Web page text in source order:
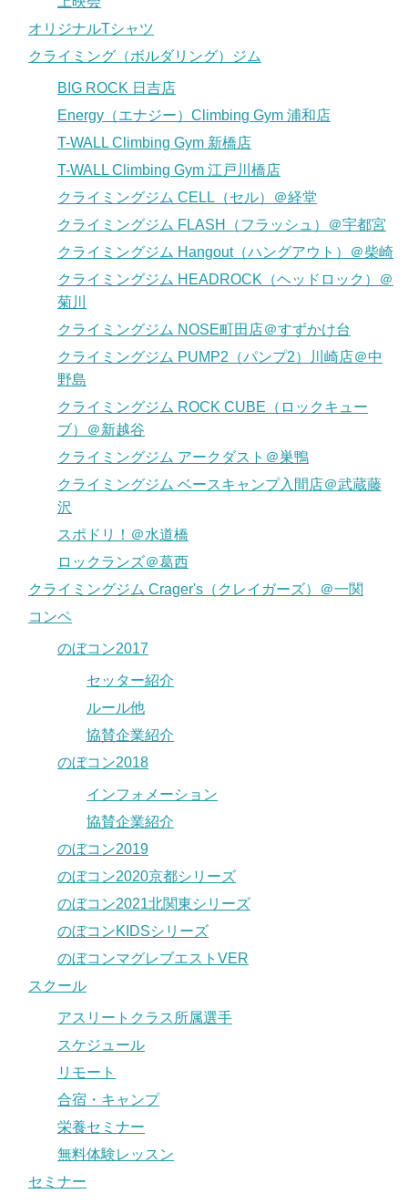
オリジナルTシャツ
クライミング（ボルダリング）ジム
BIG ROCK 日吉店
Energy（エナジー）Climbing Gym 浦和店
T-WALL Climbing Gym 新橋店
T-WALL Climbing Gym 江戸川橋店
クライミングジム CELL（セル）＠経堂
クライミングジム FLASH（フラッシュ）＠宇都宮
クライミングジム Hangout（ハングアウト）＠柴崎
クライミングジム HEADROCK（ヘッドロック）＠
菊川
クライミングジム NOSE町田店＠すずかけ台
クライミングジム PUMP2（パンプ2）川崎店＠中
野島
クライミングジム ROCK CUBE（ロックキュー
ブ）＠新越谷
クライミングジム アークダスト＠巣鴨
クライミングジム ベースキャンプ入間店＠武蔵藤
沢
スポドリ！＠水道橋
ロックランズ＠葛西
クライミングジム Crager's（クレイガーズ）＠一関
コンペ
のぼコン2017
セッター紹介
ルール他
協賛企業紹介
のぼコン2018
インフォメーション
協賛企業紹介
のぼコン2019
のぼコン2020京都シリーズ
のぼコン2021北関東シリーズ
のぼコンKIDSシリーズ
のぼコンマグレブエストVER
スクール
アスリートクラス所属選手
スケジュール
リモート
合宿・キャンプ
栄養セミナー
無料体験レッスン
セミナー